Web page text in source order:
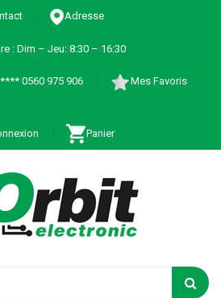
Adresse
: Dim – Jeu: 8:30 – 16:30
0560 975 906 Mes Favoris
Panier